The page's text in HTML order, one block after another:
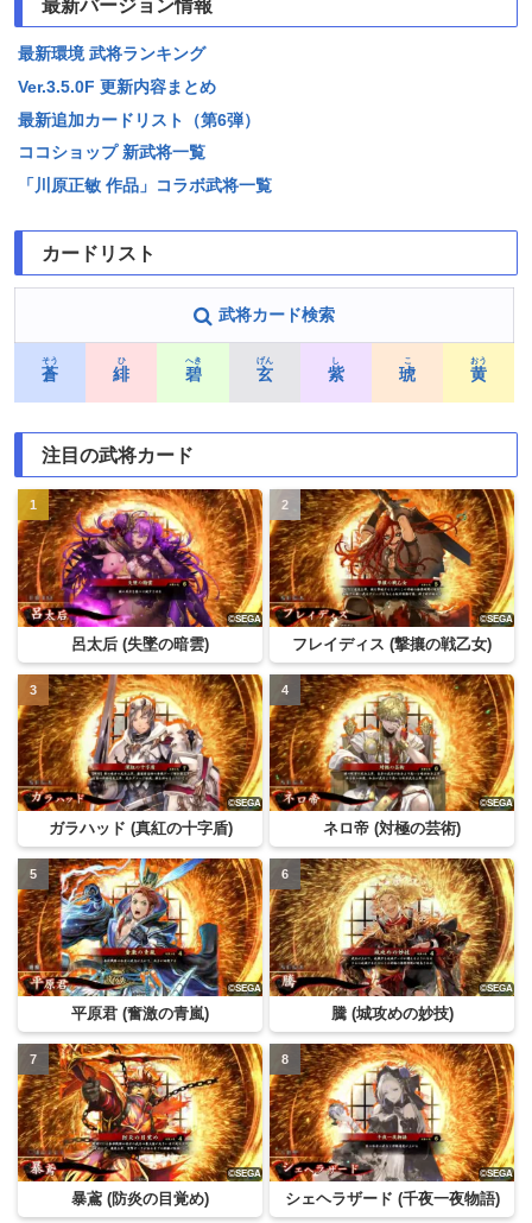
最新バージョン情報
最新環境 武将ランキング
Ver.3.5.0F 更新内容まとめ
最新追加カードリスト（第6弾）
ココショップ 新武将一覧
「川原正敏 作品」コラボ武将一覧
カードリスト
武将カード検索
蒼
そう
緋
ひ
碧
へき
玄
げん
紫
し
琥
こ
黄
おう
注目の武将カード
呂太后 (失墜の暗雲) フレイディス (撃攘の戦乙女)
ガラハッド (真紅の十字盾) ネロ帝 (対極の芸術)
平原君 (奮激の青嵐) 騰 (城攻めの妙技)
暴鳶 (防炎の目覚め) シェヘラザード (千夜一夜物語)